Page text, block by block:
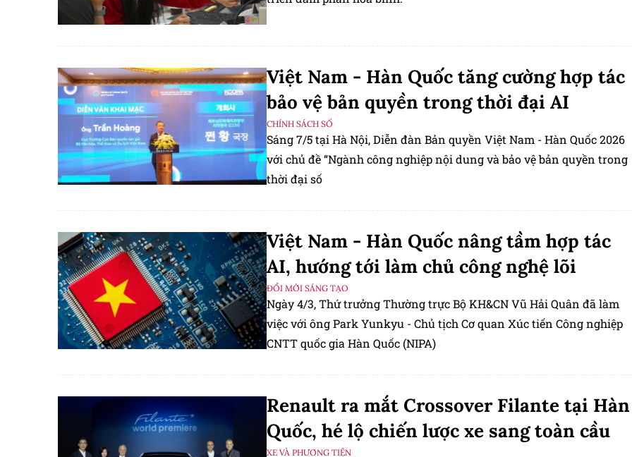
Việt Nam - Hàn Quốc tăng cường hợp tác
bảo vệ bản quyền trong thời đại AI
CHÍNH SÁCH SỐ
Sáng 7/5 tại Hà Nội, Diễn đàn Bản quyền Việt Nam - Hàn Quốc 2026
với chủ đề “Ngành công nghiệp nội dung và bảo vệ bản quyền trong
thời đại số
Việt Nam - Hàn Quốc nâng tầm hợp tác
AI, hướng tới làm chủ công nghệ lõi
ĐỔI MỚI SÁNG TẠO
Ngày 4/3, Thứ trưởng Thường trực Bộ KH&CN Vũ Hải Quân đã làm
việc với ông Park Yunkyu - Chủ tịch Cơ quan Xúc tiến Công nghiệp
CNTT quốc gia Hàn Quốc (NIPA)
Renault ra mắt Crossover Filante tại Hàn
Quốc, hé lộ chiến lược xe sang toàn cầu
XE VÀ PHƯƠNG TIỆN